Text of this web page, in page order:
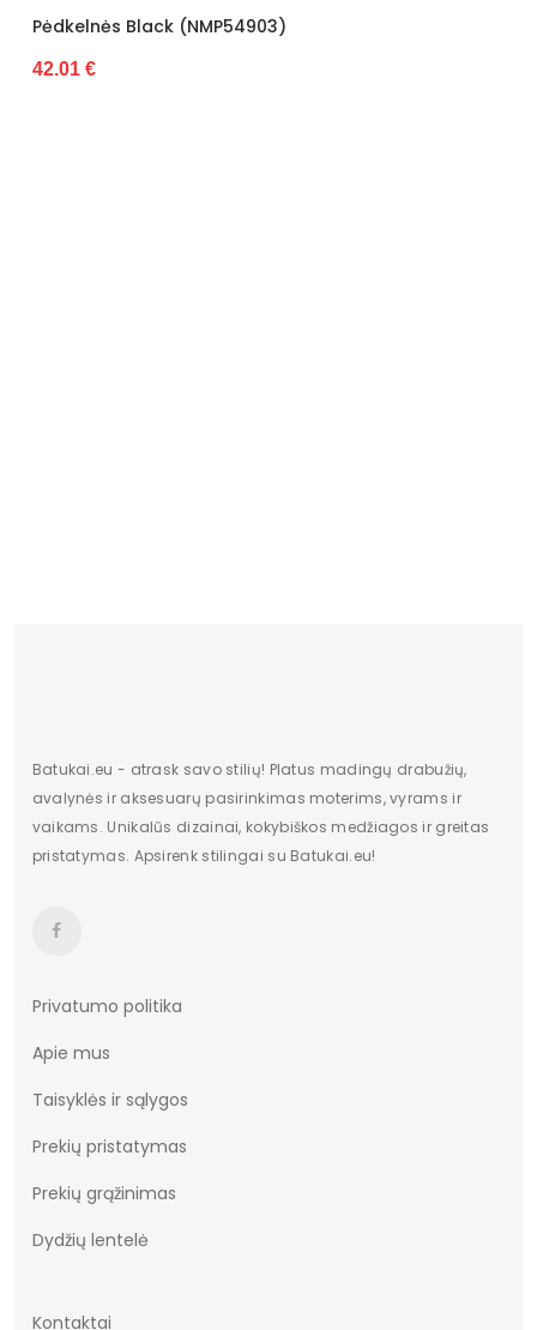
Black (NMP54903)
€
Batukai.eu - atrask savo stilių! Platus madingų drabužių,
avalynės ir aksesuarų pasirinkimas moterims, vyrams ir
vaikams. Unikalūs dizainai, kokybiškos medžiagos ir greitas
pristatymas. Apsirenk stilingai su Batukai.eu!
Privatumo politika
Apie mus
Taisyklės ir sąlygos
Prekių pristatymas
Prekių grąžinimas
Dydžių lentelė
Kontaktai